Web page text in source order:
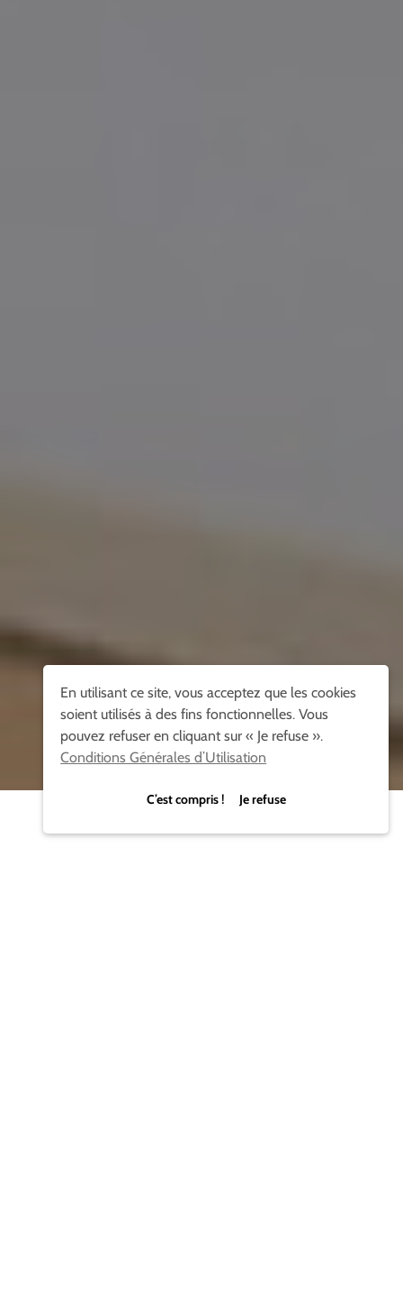
En utilisant ce site, vous acceptez que les cookies
soient utilisés à des fins fonctionnelles. Vous
pouvez refuser en cliquant sur « Je refuse ».
Conditions Générales d’Utilisation
C’est compris ! Je refuse